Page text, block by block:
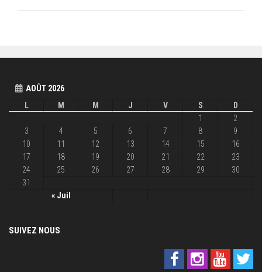
AOÛT 2026
L
M M J V S D
« Juil
1
2
3
4 5 6 7 8
9
10
11 12 13 14 15
16
17
18 19 20 21 22
23
24
25 26 27 28 29
30
31
SUIVEZ NOUS